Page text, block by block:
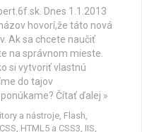
Dnes 1.1.2013
hovorí,že táto nová
Ak sa chcete naučiť
na správnom mieste.
si vytvoriť vlastnú
do tajov
Čítať ďalej »
a nástroje Flash
HTML5 a CSS3 IIS